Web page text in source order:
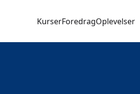
KurserForedragOplevelser